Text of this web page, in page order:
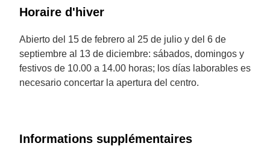
Horaire d'hiver
Abierto del 15 de febrero al 25 de julio y del 6 de
septiembre al 13 de diciembre: sábados, domingos y
festivos de 10.00 a 14.00 horas; los días laborables es
necesario concertar la apertura del centro.
Informations supplémentaires